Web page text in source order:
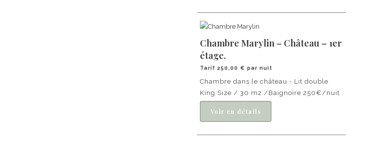
Chambre Marylin – Château – 1er
étage.
Tarif 250,00 € par nuit
Chambre dans le château - Lit double
King Size / 30 m2 /Baignoire 250€/nuit